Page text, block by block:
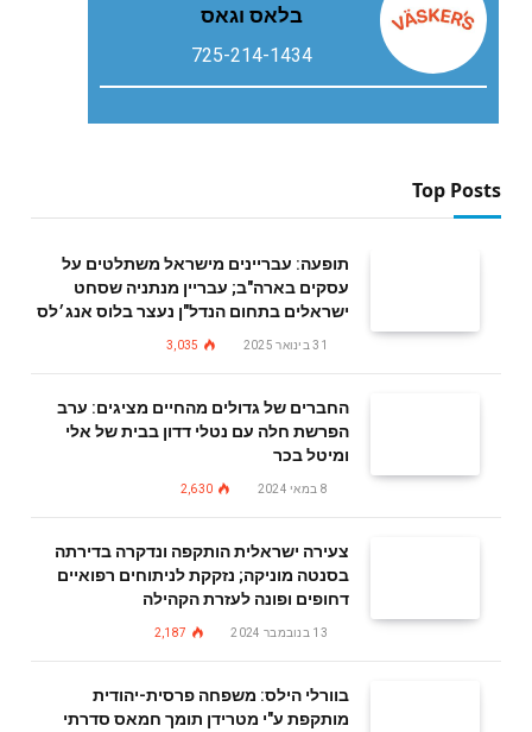
בלאס וגאס
725-214-1434
Top Posts
תופעה: עבריינים מישראל משתלטים על
עסקים בארה"ב; עבריין מנתניה שסחט
ישראלים בתחום הנדל"ן נעצר בלוס אנג׳לס
31 בינואר 2025 3,035
החברים של גדולים מהחיים מציגים: ערב
הפרשת חלה עם נטלי דדון בבית של אלי
ומיטל בכר
8 במאי 2024 2,630
צעירה ישראלית הותקפה ונדקרה בדירתה
בסנטה מוניקה; נזקקת לניתוחים רפואיים
דחופים ופונה לעזרת הקהילה
13 בנובמבר 2024 2,187
בוורלי הילס: משפחה פרסית-יהודית
מותקפת ע"י מטרידן תומך חמאס סדרתי